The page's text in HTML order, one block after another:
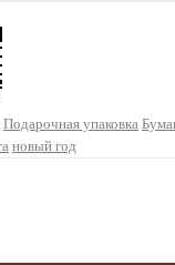
Подарочная упаковка
новый год